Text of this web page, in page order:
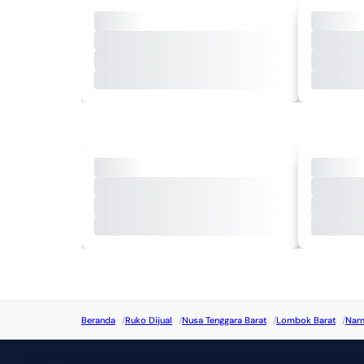
Beranda /Ruko Dijual /Nusa Tenggara Barat /Lombok Barat /